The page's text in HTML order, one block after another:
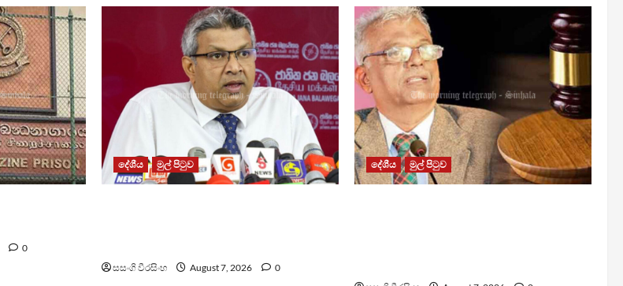
0
දේශීය මුල් පිටුව
සසංගි වීරසිංහ August 7, 2026 0
දේශීය මුල් පිටුව